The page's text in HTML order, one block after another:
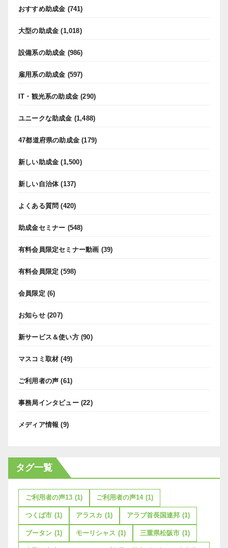
おすすめ助成金 (741)
大型の助成金 (1,018)
設備系の助成金 (986)
雇用系の助成金 (597)
IT・観光系の助成金 (290)
ユニークな助成金 (1,488)
47都道府県の助成金 (179)
新しい助成金 (1,500)
新しい自治体(137)
よくある質問 (420)
助成金セミナー (548)
有料会員限定セミナー動画 (39)
有料会員限定 (598)
会員限定 (6)
お知らせ(207)
新サービス＆使い方(90)
マスコミ取材 (49)
ご利用者の声 (61)
事務局インタビュー(22)
メディア情報 (9)
タグ一覧
ご利用者の声13 (1) ご利用者の声14 (1)
つくば市 (1) アラスカ (1) アラブ首長国連邦 (1)
ブータン (1) モーリシャス (1) 三重県松阪市 (1)